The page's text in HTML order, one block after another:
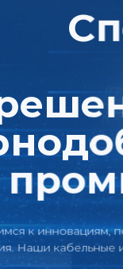
постоянно
изделия